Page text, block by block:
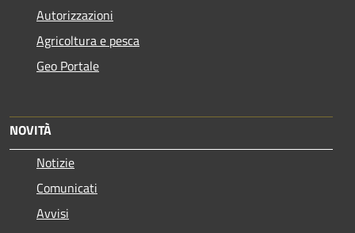
Autorizzazioni
Agricoltura e pesca
Geo Portale
NOVITÀ
Notizie
Comunicati
Avvisi